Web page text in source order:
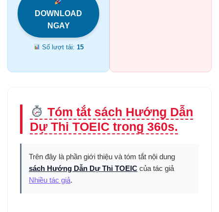
DOWNLOAD
NGAY
Số lượt tải: 15
Tóm tắt sách Hướng Dẫn
Dự Thi TOEIC trong 360s.
Trên đây là phần giới thiệu và tóm tắt nội dung
sách Hướng Dẫn Dự Thi TOEIC của tác giả
Nhiều tác giả.